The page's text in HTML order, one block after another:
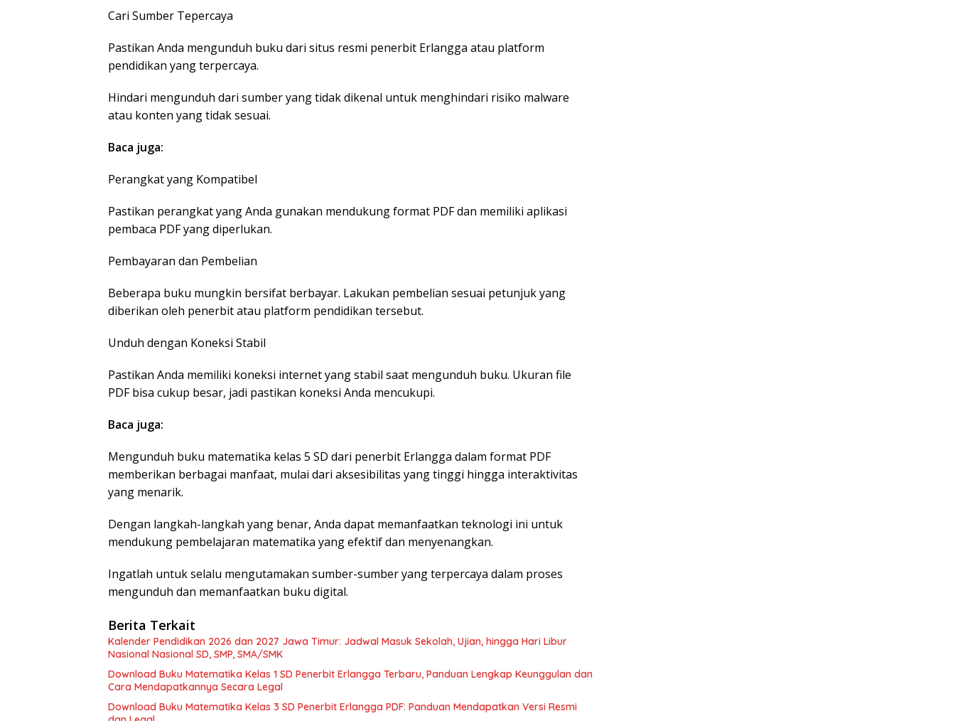
Cari Sumber Tepercaya
Pastikan Anda mengunduh buku dari situs resmi penerbit Erlangga atau platform
pendidikan yang terpercaya.
Hindari mengunduh dari sumber yang tidak dikenal untuk menghindari risiko malware
atau konten yang tidak sesuai.
Baca juga:
Perangkat yang Kompatibel
Pastikan perangkat yang Anda gunakan mendukung format PDF dan memiliki aplikasi
pembaca PDF yang diperlukan.
Pembayaran dan Pembelian
Beberapa buku mungkin bersifat berbayar. Lakukan pembelian sesuai petunjuk yang
diberikan oleh penerbit atau platform pendidikan tersebut.
Unduh dengan Koneksi Stabil
Pastikan Anda memiliki koneksi internet yang stabil saat mengunduh buku. Ukuran file
PDF bisa cukup besar, jadi pastikan koneksi Anda mencukupi.
Baca juga:
Mengunduh buku matematika kelas 5 SD dari penerbit Erlangga dalam format PDF
memberikan berbagai manfaat, mulai dari aksesibilitas yang tinggi hingga interaktivitas
yang menarik.
Dengan langkah-langkah yang benar, Anda dapat memanfaatkan teknologi ini untuk
mendukung pembelajaran matematika yang efektif dan menyenangkan.
Ingatlah untuk selalu mengutamakan sumber-sumber yang terpercaya dalam proses
mengunduh dan memanfaatkan buku digital.
Berita Terkait
Kalender Pendidikan 2026 dan 2027 Jawa Timur: Jadwal Masuk Sekolah, Ujian, hingga Hari Libur
Nasional Nasional SD, SMP, SMA/SMK
Download Buku Matematika Kelas 1 SD Penerbit Erlangga Terbaru, Panduan Lengkap Keunggulan dan
Cara Mendapatkannya Secara Legal
Download Buku Matematika Kelas 3 SD Penerbit Erlangga PDF: Panduan Mendapatkan Versi Resmi